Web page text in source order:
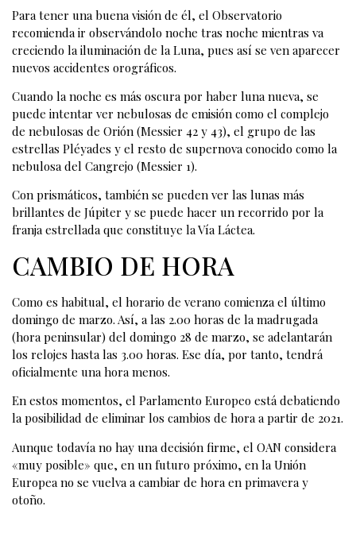
Para tener una buena visión de él, el Observatorio
recomienda ir observándolo noche tras noche mientras va
creciendo la iluminación de la Luna, pues así se ven aparecer
nuevos accidentes orográficos.
Cuando la noche es más oscura por haber luna nueva, se
puede intentar ver nebulosas de emisión como el complejo
de nebulosas de Orión (Messier 42 y 43), el grupo de las
estrellas Pléyades y el resto de supernova conocido como la
nebulosa del Cangrejo (Messier 1).
Con prismáticos, también se pueden ver las lunas más
brillantes de Júpiter y se puede hacer un recorrido por la
franja estrellada que constituye la Vía Láctea.
CAMBIO DE HORA
Como es habitual, el horario de verano comienza el último
domingo de marzo. Así, a las 2.00 horas de la madrugada
(hora peninsular) del domingo 28 de marzo, se adelantarán
los relojes hasta las 3.00 horas. Ese día, por tanto, tendrá
oficialmente una hora menos.
En estos momentos, el Parlamento Europeo está debatiendo
la posibilidad de eliminar los cambios de hora a partir de 2021.
Aunque todavía no hay una decisión firme, el OAN considera
«muy posible» que, en un futuro próximo, en la Unión
Europea no se vuelva a cambiar de hora en primavera y
otoño.